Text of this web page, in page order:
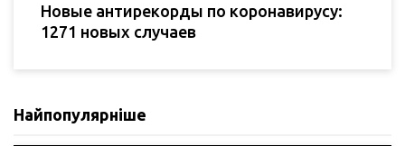
Новые антирекорды по коронавирусу:
1271 новых случаев
Найпопулярніше